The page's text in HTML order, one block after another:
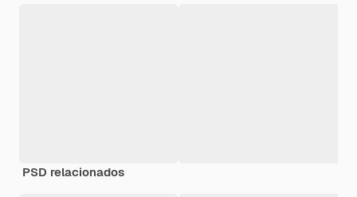
PSD relacionados